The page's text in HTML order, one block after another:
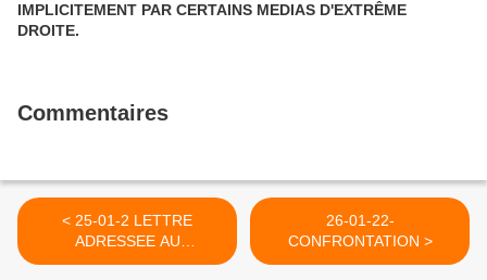
IMPLICITEMENT PAR CERTAINS MEDIAS D'EXTRÊME
DROITE.
Commentaires
< 25-01-2 LETTRE
ADRESSEE AU
SECRETAIRE D'ETAT USA :
26-01-22-
CONFRONTATION >